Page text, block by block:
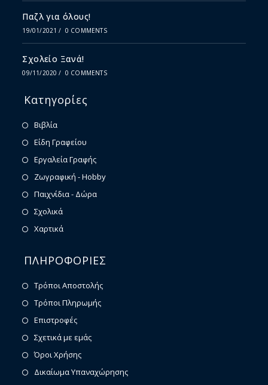
Παζλ για όλους!
19/01/2021 / 0 COMMENTS
Σχολείο Ξανά!
09/11/2020 / 0 COMMENTS
Κατηγορίες
Βιβλία
Είδη Γραφείου
Εργαλεία Γραφής
Ζωγραφική - Hobby
Παιχνίδια - Δώρα
Σχολικά
Χαρτικά
ΠΛΗΡΟΦΟΡΙΕΣ
Τρόποι Αποστολής
Τρόποι Πληρωμής
Επιστροφές
Σχετικά με εμάς
Όροι Χρήσης
Δικαίωμα Υπαναχώρησης